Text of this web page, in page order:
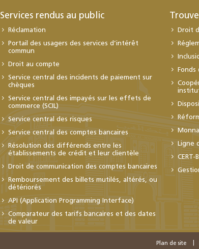
Services rendus au public
Réclamation
Portail des usagers des services d’intérêt
commun
Droit au compte
Service central des incidents de paiement sur
chèques
Service central des impayés sur les effets de
commerce (SCIL)
Service central des risques
Service central des comptes bancaires
Résolution des différends entre les
établissements de crédit et leur clientèle
Droit de communication des comptes bancaires
Remboursement des billets mutilés, altérés, ou
détériorés
API (Application Programming Interface)
Comparateur des tarifs bancaires et des dates
de valeur
Droit
Ligne
CERT-
Plan de site